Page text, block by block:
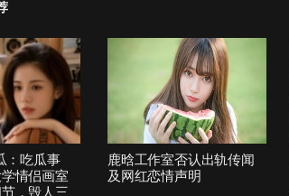
：吃瓜事
情侣画室
，毁人三
鹿晗工作室否认出轨传闻
及网红恋情声明